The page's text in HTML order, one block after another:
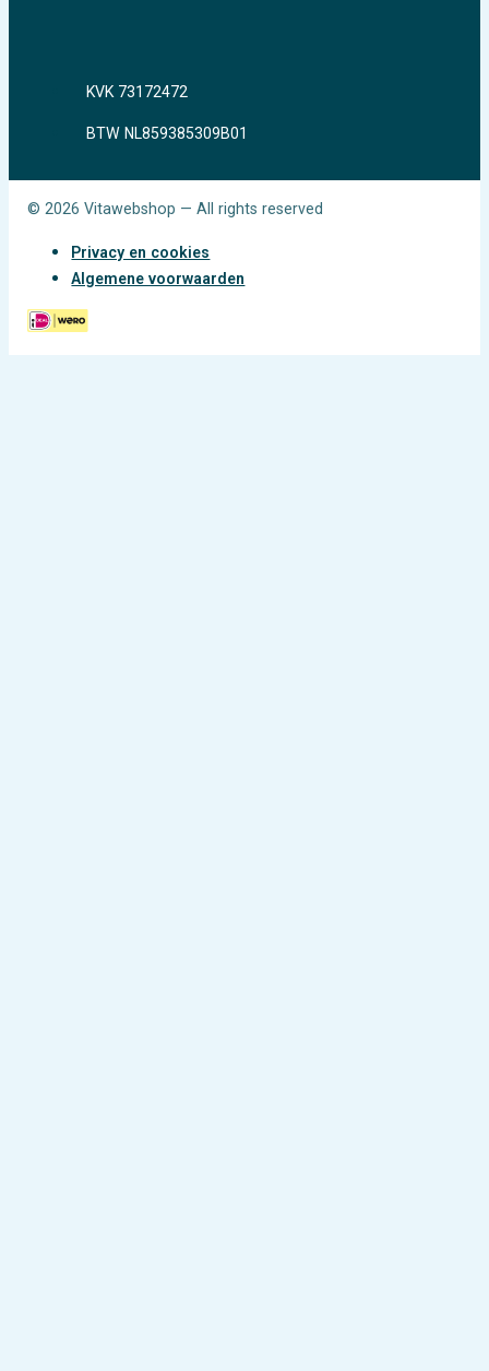
KVK 73172472
BTW NL859385309B01
© 2026 Vitawebshop — All rights reserved
Privacy en cookies
Algemene voorwaarden